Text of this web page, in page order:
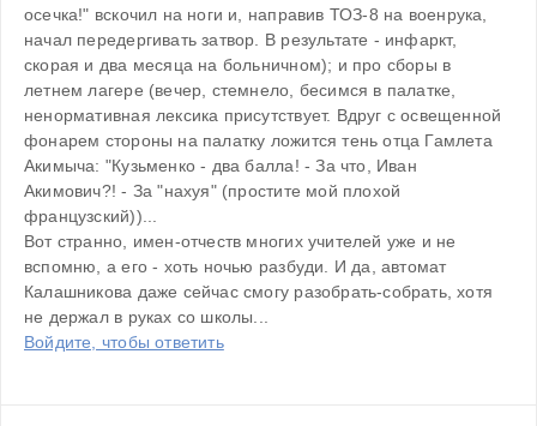
осечка!" вскочил на ноги и, направив ТОЗ-8 на военрука,
начал передергивать затвор. В результате - инфаркт,
скорая и два месяца на больничном); и про сборы в
летнем лагере (вечер, стемнело, бесимся в палатке,
ненормативная лексика присутствует. Вдруг с освещенной
фонарем стороны на палатку ложится тень отца Гамлета
Акимыча: "Кузьменко - два балла! - За что, Иван
Акимович?! - За "нахуя" (простите мой плохой
французский))...
Вот странно, имен-отчеств многих учителей уже и не
вспомню, а его - хоть ночью разбуди. И да, автомат
Калашникова даже сейчас смогу разобрать-собрать, хотя
не держал в руках со школы...
Войдите, чтобы ответить